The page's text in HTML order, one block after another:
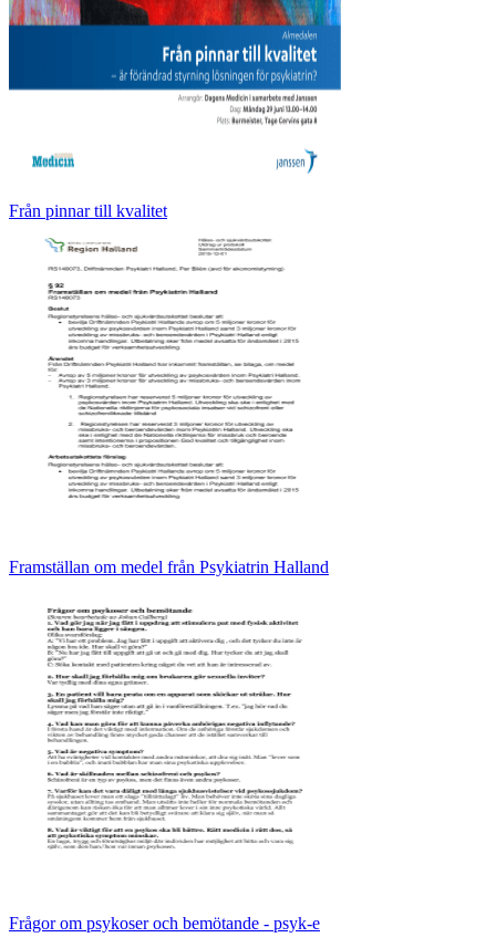
Från pinnar till kvalitet
Framställan om medel från Psykiatrin Halland
Frågor om psykoser och bemötande - psyk-e